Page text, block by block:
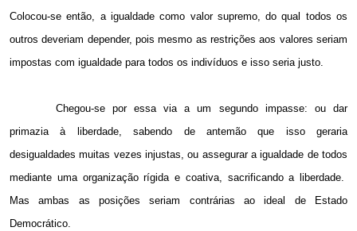
Colocou-se então, a igualdade como valor supremo, do qual todos os
outros deveriam depender, pois mesmo as restrições aos valores seriam
impostas com igualdade para todos os indivíduos e isso seria justo.
Chegou-se por essa via a um segundo impasse: ou dar
primazia à liberdade, sabendo de antemão que isso geraria
desigualdades muitas vezes injustas, ou assegurar a igualdade de todos
mediante uma organização rígida e coativa, sacrificando a liberdade.
Mas ambas as posições seriam contrárias ao ideal de Estado
Democrático.